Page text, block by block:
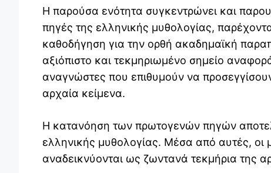
Η παρούσα ενότητα συγκεντρώνει και
πηγές της ελληνικής μυθολογίας,
καθοδήγηση για την ορθή ακαδημαϊκή
αξιόπιστο και τεκμηριωμένο σημείο
αναγνώστες που επιθυμούν να
αρχαία κείμενα.
Η κατανόηση των πρωτογενών πηγών
ελληνικής μυθολογίας. Μέσα από αυτές, οι
αναδεικνύονται ως ζωντανά τεκμήρια της